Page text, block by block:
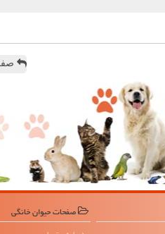
صفحات حیوان خانگی